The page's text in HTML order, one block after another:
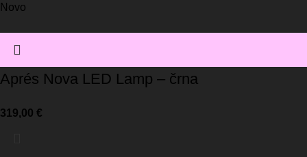
Novo
Aprés Nova LED Lamp – črna
319,00 €